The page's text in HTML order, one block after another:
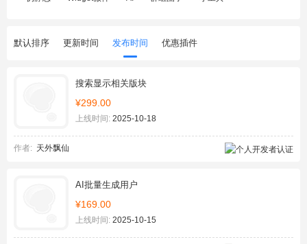
默认排序 更新时间 发布时间 优惠插件
搜索显示相关版块
¥299.00
上线时间: 2025-10-18
作者: 天外飘仙
AI批量生成用户
¥169.00
上线时间: 2025-10-15